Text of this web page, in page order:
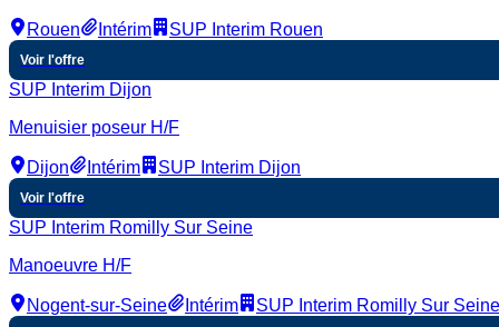
Rouen Intérim SUP Interim Rouen
Voir l'offre
SUP Interim Dijon
Menuisier poseur H/F
Dijon Intérim SUP Interim Dijon
Voir l'offre
SUP Interim Romilly Sur Seine
Manoeuvre H/F
Nogent-sur-Seine Intérim SUP Interim Romilly Sur Seine